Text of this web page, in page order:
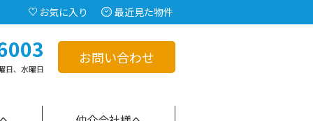
お気に入り 最近見た物件
日、水曜日
お問い合わせ